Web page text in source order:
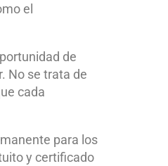
el
de
No se trata de
cada
para los
y certificado